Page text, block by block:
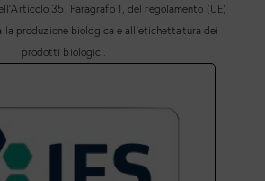
35, Paragrafo 1, del regolamento (UE)
produzione biologica e all'etichettatura dei
prodotti biologici.